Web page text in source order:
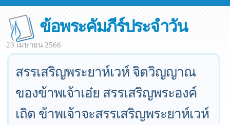
ข้อพระคัมภีร์ประจำวัน
23 เมษายน 2566
สรรเสริญพระยาห์เวห์ จิตวิญญาณ
ของข้าพเจ้าเอ๋ย สรรเสริญพระองค์
เถิด ข้าพเจ้าจะสรรเสริญพระยาห์เวห์